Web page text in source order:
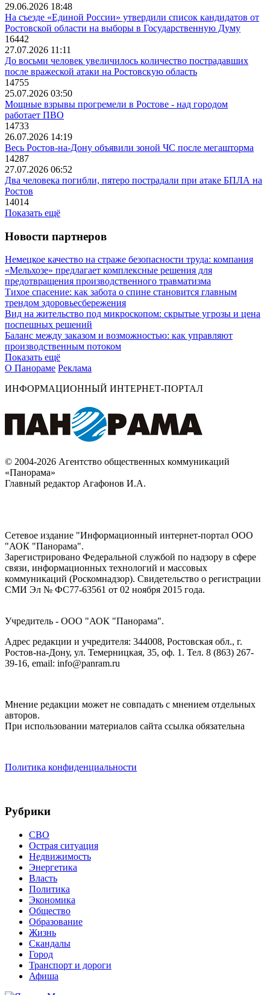
29.06.2026 18:48
На съезде «Единой России» утвердили список кандидатов от
Ростовской области на выборы в Государственную Думу
16442
27.07.2026 11:11
До восьми человек увеличилось количество пострадавших
после вражеской атаки на Ростовскую область
14755
25.07.2026 03:50
Мощные взрывы прогремели в Ростове - над городом
работает ПВО
14733
26.07.2026 14:19
Весь Ростов-на-Дону объявили зоной ЧС после мегашторма
14287
27.07.2026 06:52
Два человека погибли, пятеро пострадали при атаке БПЛА на
Ростов
14014
Показать ещё
Новости партнеров
Немецкое качество на страже безопасности труда: компания
«Мельхозе» предлагает комплексные решения для
предотвращения производственного травматизма
Тихое спасение: как забота о спине становится главным
трендом здоровьесбережения
Вид на жительство под микроскопом: скрытые угрозы и цена
поспешных решений
Баланс между заказом и возможностью: как управляют
производственным потоком
Показать ещё
О Панораме Реклама
ИНФОРМАЦИОННЫЙ ИНТЕРНЕТ-ПОРТАЛ
© 2004-2026 Агентство общественных коммуникаций
«Панорама»
Главный редактор Агафонов И.А.
Сетевое издание "Информационный интернет-портал ООО
"АОК "Панорама".
Зарегистрировано Федеральной службой по надзору в сфере
связи, информационных технологий и массовых
коммуникаций (Роскомнадзор). Cвидетельство о регистрации
СМИ Эл № ФС77-63561 от 02 ноября 2015 года.
Учредитель - ООО "АОК "Панорама".
Адрес редакции и учредителя: 344008, Ростовская обл., г.
Ростов-на-Дону, ул. Темерницкая, 35, оф. 1. Тел. 8 (863) 267-
39-16, email: info@panram.ru
Мнение редакции может не совпадать с мнением отдельных
авторов.
При использовании материалов сайта ссылка обязательна
Политика конфиденциальности
Рубрики
СВО
Острая ситуация
Недвижимость
Энергетика
Власть
Политика
Экономика
Общество
Образование
Жизнь
Скандалы
Город
Транспорт и дороги
Афиша